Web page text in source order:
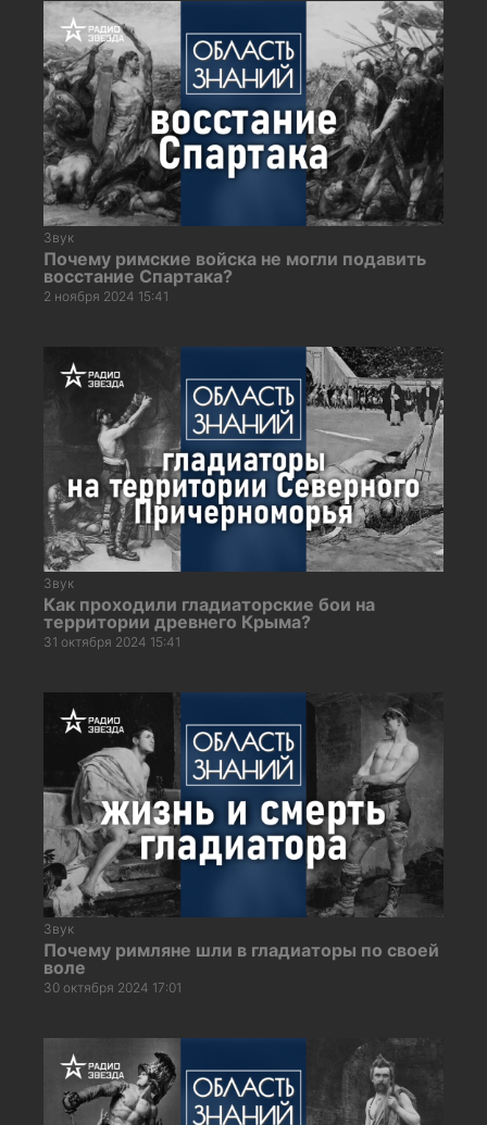
Звук
Почему римские войска не могли подавить
восстание Спартака?
2 ноября 2024 15:41
Звук
Как проходили гладиаторские бои на
территории древнего Крыма?
31 октября 2024 15:41
Звук
Почему римляне шли в гладиаторы по своей
воле
30 октября 2024 17:01